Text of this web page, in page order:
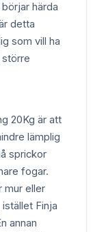
härda
detta
som vill ha
20Kg är att
lämplig
sprickor
fogar.
mur eller
Finja
annan